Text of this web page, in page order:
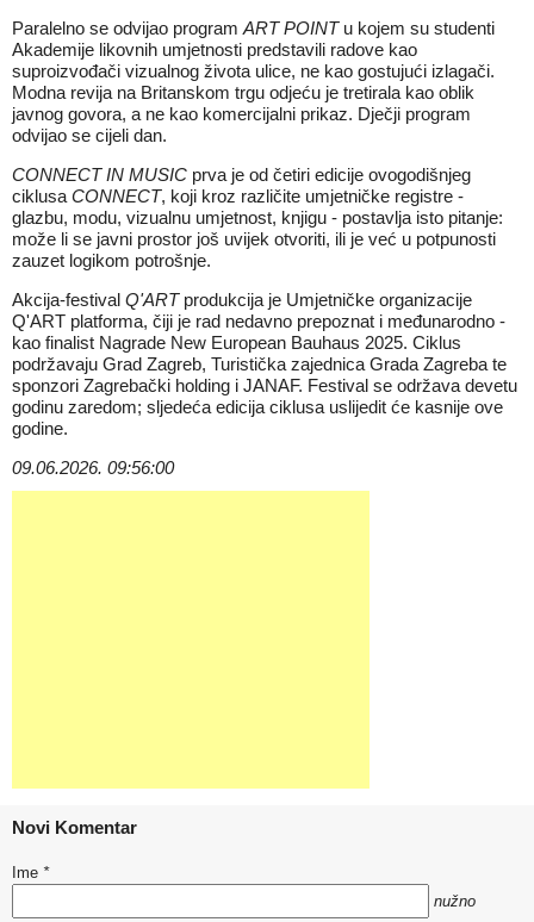
Paralelno se odvijao program ART POINTu kojem su studenti
Akademije likovnih umjetnosti predstavili radove kao
suproizvođači vizualnog života ulice, ne kao gostujući izlagači.
Modna revija na Britanskom trgu odjeću je tretirala kao oblik
javnog govora, a ne kao komercijalni prikaz. Dječji program
odvijao se cijeli dan.
CONNECT IN MUSIC prva je od četiri edicije ovogodišnjeg
ciklusa CONNECT, koji kroz različite umjetničke registre -
glazbu, modu, vizualnu umjetnost, knjigu - postavlja isto pitanje:
može li se javni prostor još uvijek otvoriti, ili je već u potpunosti
zauzet logikom potrošnje.
Akcija-festival Q'ARTprodukcija je Umjetničke organizacije
Q'ART platforma, čiji je rad nedavno prepoznat i međunarodno -
kao finalist Nagrade New European Bauhaus 2025. Ciklus
podržavaju Grad Zagreb, Turistička zajednica Grada Zagreba te
sponzori Zagrebački holding i JANAF. Festival se održava devetu
godinu zaredom; sljedeća edicija ciklusa uslijedit će kasnije ove
godine.
09.06.2026. 09:56:00
Novi Komentar
Ime *
nužno